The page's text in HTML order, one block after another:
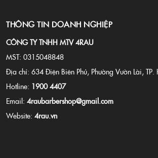
THÔNG TIN DOANH NGHIỆP
CÔNG TY TNHH MTV 4RAU
MST: 0315048848
Địa chỉ: 634 Điện Biên Phủ, Phường Vườn Lài,
Hotline: 1900 4407
Email: 4raubarbershop@gmail.com
Website: 4rau.vn